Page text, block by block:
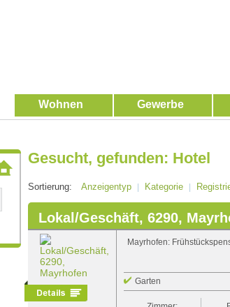
Wohnen Gewerbe
Gesucht, gefunden: Hotel
Sortierung: Anzeigentyp Kategorie
Lokal/Geschäft, 6290,
Mayrhofen:
Garten